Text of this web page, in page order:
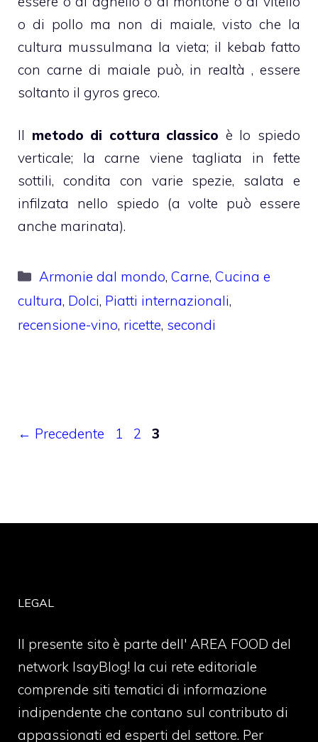
o di pollo ma non di maiale, visto che la
cultura mussulmana la vieta; il kebab fatto
con carne di maiale può, in realtà , essere
soltanto il gyros greco.
Il metodo di cottura classico è lo spiedo
verticale; la carne viene tagliata in fette
sottili, condita con varie spezie, salata e
infilzata nello spiedo (a volte può essere
anche marinata).
Categorie
Armonie dal mondo,Carne,Cucina e
cultura, Dolci, Piatti internazionali,
recensione-vino, ricette, secondi
← Precedente Pagina
1 Pagina
2 Pagina
3
LEGAL
Il presente sito è parte dell' AREA FOOD del
network IsayBlog! la cui rete editoriale
comprende siti tematici di informazione
indipendente che contano sul contributo di
appassionati ed esperti del settore. Per